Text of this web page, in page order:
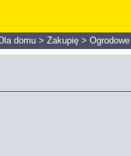
Dla domu > Zakupię >